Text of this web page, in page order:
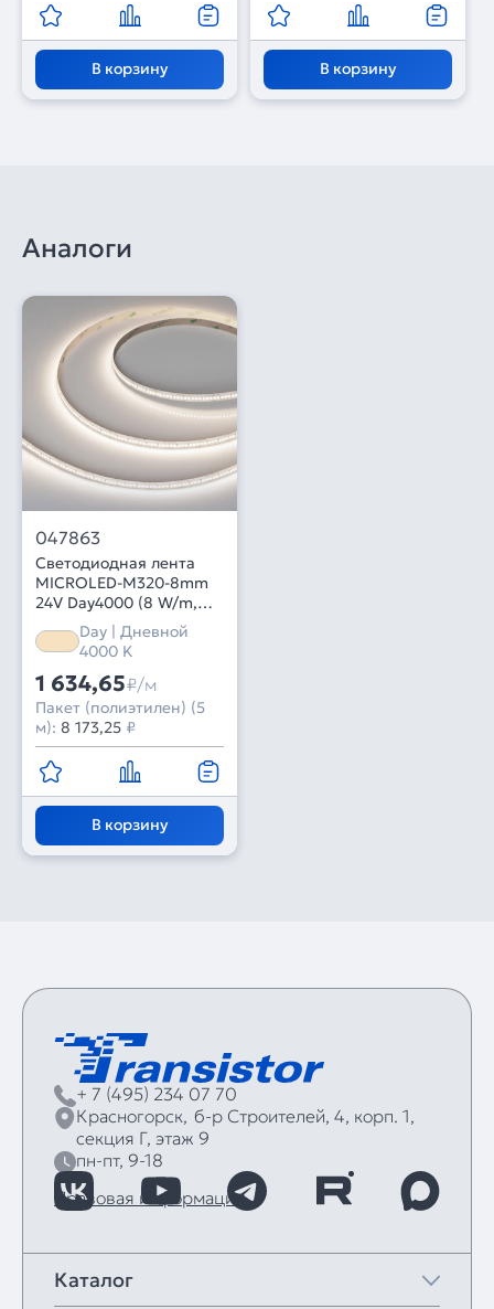
В корзину В корзину
Аналоги
047863
Светодиодная лента
MICROLED-M320-8mm
24V Day4000 (8 W/m,
IP20, 2216, 5m) (Arlight,
130 лм/Вт)
Day | Дневной
4000 K
1 634,65₽/м
Пакет (полиэтилен) (5
м): 8 173,25 ₽
В корзину
+ 7 (495) 234 07 70
Красногорск, б‑р Строителей, 4, корп. 1,
секция Г, этаж 9
пн-пт, 9-18
Правовая информация
Каталог